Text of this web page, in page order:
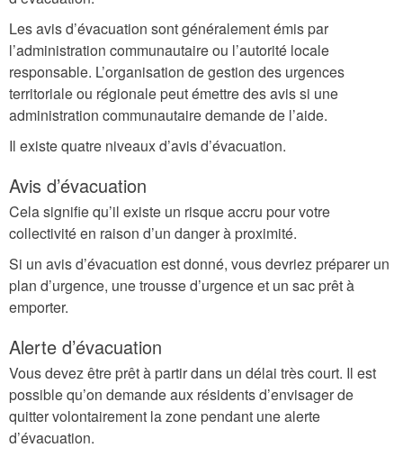
Les avis d’évacuation sont généralement émis par
l’administration communautaire ou l’autorité locale
responsable. L’organisation de gestion des urgences
territoriale ou régionale peut émettre des avis si une
administration communautaire demande de l’aide.
Il existe quatre niveaux d’avis d’évacuation.
Avis d’évacuation
Cela signifie qu’il existe un risque accru pour votre
collectivité en raison d’un danger à proximité.
Si un avis d’évacuation est donné, vous devriez préparer un
plan d’urgence, une trousse d’urgence et un sac prêt à
emporter.
Alerte d’évacuation
Vous devez être prêt à partir dans un délai très court. Il est
possible qu’on demande aux résidents d’envisager de
quitter volontairement la zone pendant une alerte
d’évacuation.